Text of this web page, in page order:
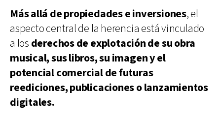
Más allá de propiedades e inversiones, el
aspecto central de la herencia está vinculado
a los derechos de explotación de su obra
musical, sus libros, su imagen y el
potencial comercial de futuras
reediciones, publicaciones o lanzamientos
digitales.